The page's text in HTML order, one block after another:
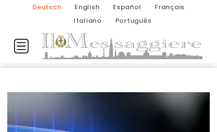
Deutsch English Español
Français
Italiano
Português